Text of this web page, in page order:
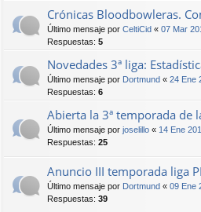
Crónicas Bloodbowleras.
Último mensaje por CeltiCid « 07 Mar
Respuestas: 5
Novedades 3ª liga:
Último mensaje por Dortmund « 24 Ene
Respuestas: 6
Abierta la 3ª temporada de
Último mensaje por joselillo « 14 Ene
Respuestas: 25
Anuncio III temporada liga
Último mensaje por Dortmund « 09 Ene
Respuestas: 39